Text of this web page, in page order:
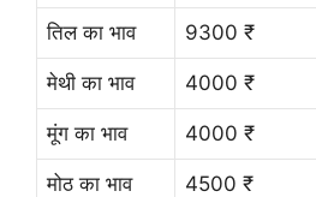
तिल का भाव 9300 ₹
मेथी का भाव 4000 ₹
मूंग का भाव 4000 ₹
मोठ का भाव 4500 ₹